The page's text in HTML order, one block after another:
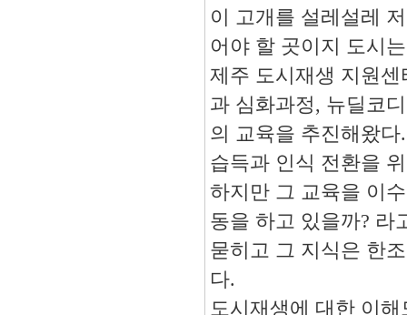
이 고개를 설레설레
어야 할 곳이지 도시
제주 도시재생 지원
과 심화과정, 뉴딜코
의 교육을 추진해왔다
습득과 인식 전환을
하지만 그 교육을 이
동을 하고 있을까? 라
묻히고 그 지식은 한
다.
도시재생에 대한 이